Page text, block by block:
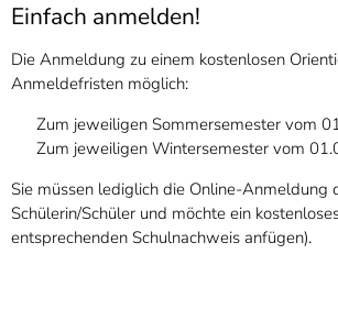
Einfach anmelden!
Die Anmeldung zu einem kostenlosen
Anmeldefristen möglich:
Zum jeweiligen Sommersemester vom
Zum jeweiligen Wintersemester vom
Sie müssen lediglich die Online-Anmeldung
Schülerin/Schüler und möchte ein
entsprechenden Schulnachweis anfügen).